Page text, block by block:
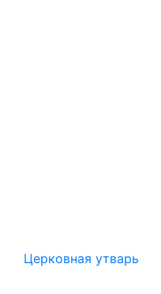
Церковная утварь